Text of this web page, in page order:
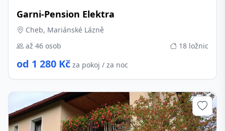
Garni-Pension Elektra
Cheb, Mariánské Lázně
až 46 osob
18 ložnic
od 1 280 Kč za pokoj / za noc